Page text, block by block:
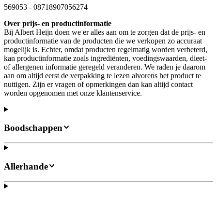
569053 - 08718907056274
Over prijs- en productinformatie
Bij Albert Heijn doen we er alles aan om te zorgen dat de prijs- en
productinformatie van de producten die we verkopen zo accuraat
mogelijk is. Echter, omdat producten regelmatig worden verbeterd,
kan productinformatie zoals ingrediënten, voedingswaarden, dieet-
of allergenen informatie geregeld veranderen. We raden je daarom
aan om altijd eerst de verpakking te lezen alvorens het product te
nuttigen. Zijn er vragen of opmerkingen dan kan altijd contact
worden opgenomen met onze klantenservice.
Boodschappen
Allerhande